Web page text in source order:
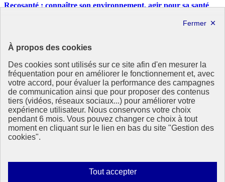
À propos des cookies
Des cookies sont utilisés sur ce site afin d'en mesurer la
fréquentation pour en améliorer le fonctionnement et, avec
votre accord, pour évaluer la performance des campagnes
de communication ainsi que pour proposer des contenus
tiers (vidéos, réseaux sociaux...) pour améliorer votre
expérience utilisateur. Nous conservons votre choix
pendant 6 mois. Vous pouvez changer ce choix à tout
moment en cliquant sur le lien en bas du site "Gestion des
cookies".
Tout accepterAutoriser
Recosanté : connaître son environnement, agir pour sa santé
République
Française
Le portail de tous les citoyens pour s’informer sur les enjeux de
l’environnement, du développement durable et trouver des services
utiles
info.gouv.fr- ouvre une nouvelle fenêtre
service-public.fr- ouvre une nouvelle fenêtre
legifrance.gouv.fr- ouvre une nouvelle fenêtre
data.gouv.fr- ouvre une nouvelle fenêtre